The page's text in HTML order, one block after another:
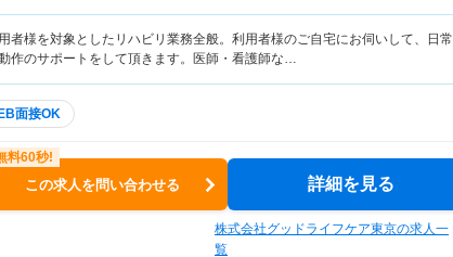
者様を対象としたリハビリ業務全般。利用者様のご自宅にお伺いして、日常
作のサポートをして頂きます。医師・看護師な…
面接OK
この求人を問い合わせる 詳細を見る
株式会社グッドライフケア東京の求人一
覧